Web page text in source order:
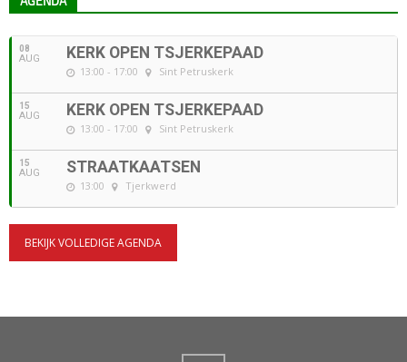
08
AUG KERK OPEN TSJERKEPAAD
13:00 - 17:00 Sint Petruskerk
15
AUG KERK OPEN TSJERKEPAAD
13:00 - 17:00 Sint Petruskerk
15
AUG STRAATKAATSEN
13:00 Tjerkwerd
BEKIJK VOLLEDIGE AGENDA